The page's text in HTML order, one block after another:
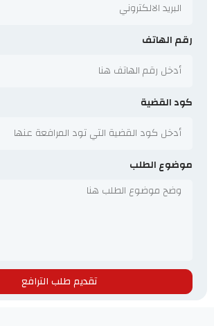
رقم الهاتف
كود القضية
موضوع الطلب
تقديم طلب الترافع